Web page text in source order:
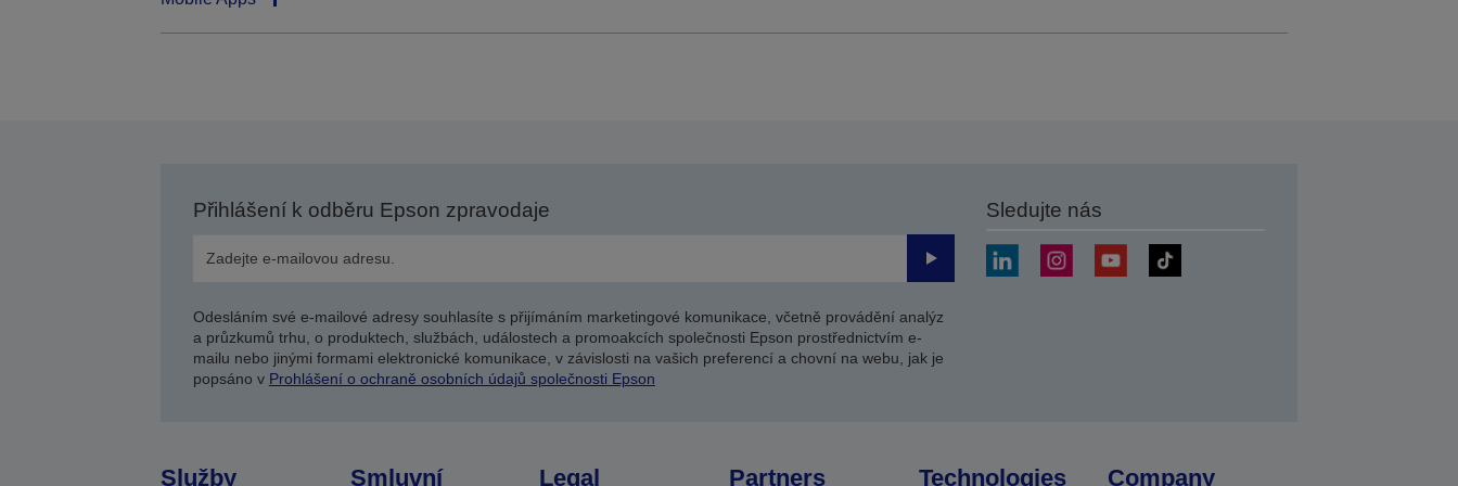
Přihlášení k odběru Epson zpravodaje
Odeslat
Odesláním své e-mailové adresy souhlasíte s přijímáním marketingové komunikace, včetně provádění analýz
a průzkumů trhu, o produktech, službách, událostech a promoakcích společnosti Epson prostřednictvím e-
mailu nebo jinými formami elektronické komunikace, v závislosti na vašich preferencí a chovní na webu, jak je
popsáno v Prohlášení o ochraně osobních údajů společnosti Epson
Sledujte nás
Služby Smluvní Legal Partners Technologies Company